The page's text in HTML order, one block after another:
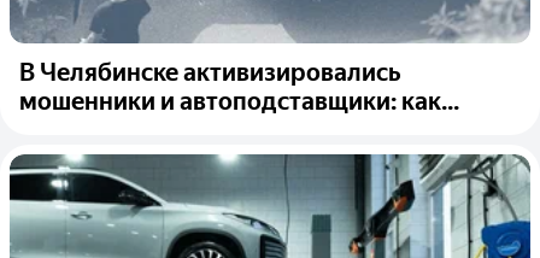
В Челябинске активизировались
мошенники и автоподставщики: как...